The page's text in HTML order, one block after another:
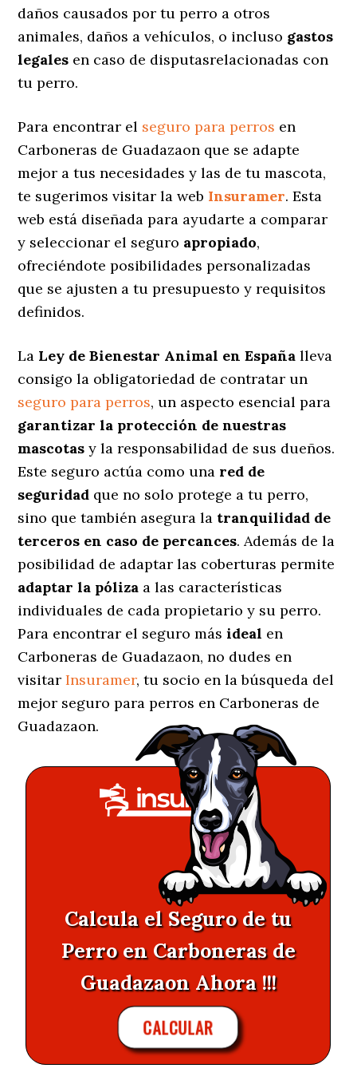
daños causados por tu perro a otros
animales, daños a vehículos, o incluso gastos
legales en caso de disputasrelacionadas con
tu perro.
Para encontrar el seguro para perros en
Carboneras de Guadazaon que se adapte
mejor a tus necesidades y las de tu mascota,
te sugerimos visitar la web Insuramer. Esta
web está diseñada para ayudarte a comparar
y seleccionar el seguro apropiado,
ofreciéndote posibilidades personalizadas
que se ajusten a tu presupuesto y requisitos
definidos.
La Ley de Bienestar Animal en España lleva
consigo la obligatoriedad de contratar un
seguro para perros, un aspecto esencial para
garantizar la protección de nuestras
mascotas y la responsabilidad de sus dueños.
Este seguro actúa como una red de
seguridad que no solo protege a tu perro,
sino que también asegura la tranquilidad de
terceros en caso de percances. Además de la
posibilidad de adaptar las coberturas permite
adaptar la póliza a las características
individuales de cada propietario y su perro.
Para encontrar el seguro másideal en
Carboneras de Guadazaon, no dudes en
visitarInsuramer, tu socio en la búsqueda del
mejor seguro para perros en Carboneras de
Guadazaon.
Calcula el Seguro de tu
Perro en Carboneras de
Guadazaon Ahora !!!
CALCULAR